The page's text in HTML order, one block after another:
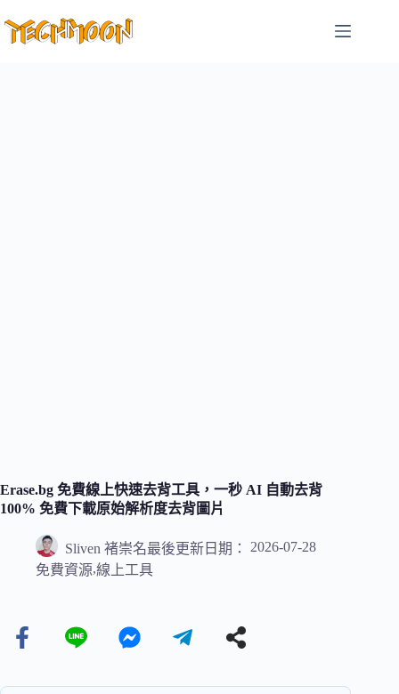
至
Erase.bg 免費線上快速去背工具，一秒 AI 自動去背
100% 免費下載原始解析度去背圖片
Sliven 褚崇名最後更新日期：
2026-07-28
免費資源,線上工具